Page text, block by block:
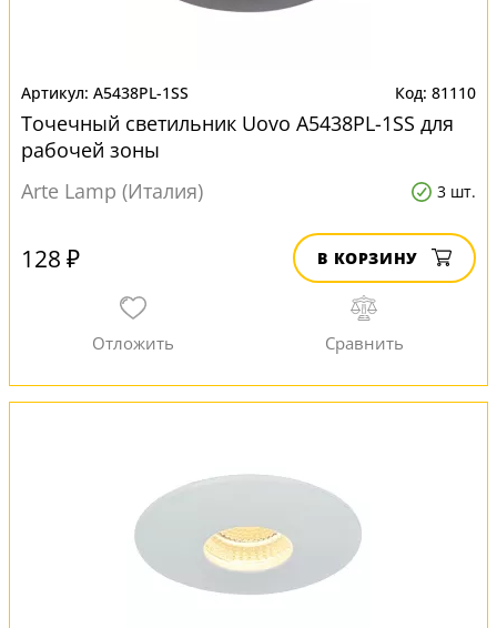
A5438PL-1SS 81110
Точечный светильник Uovo A5438PL-1SS для
рабочей зоны
Arte Lamp (Италия)
3 шт.
128 ₽ В КОРЗИНУ